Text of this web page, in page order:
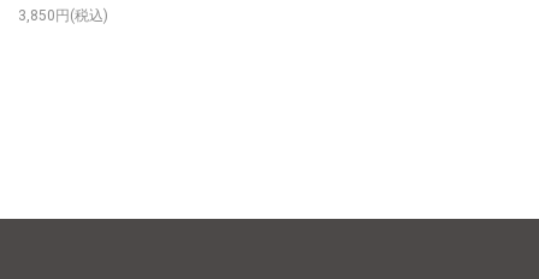
3,850円(税込)